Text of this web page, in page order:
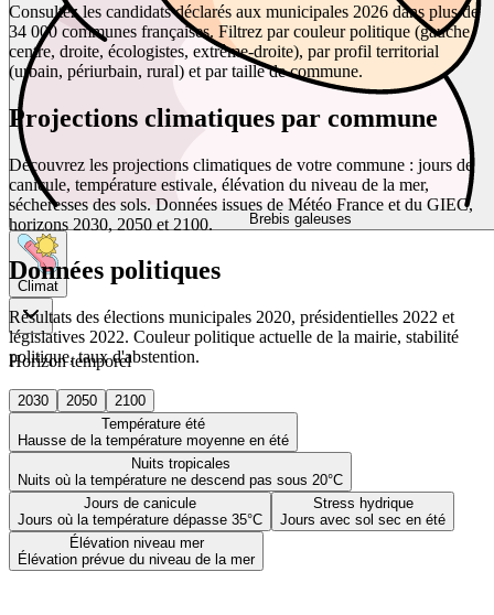
Brebis galeuses
Climat
Horizon temporel
2030 2050
2100
Température été
Hausse de la température moyenne en été
Nuits tropicales
Nuits où la température ne descend pas sous 20°C
Jours de canicule
Jours où la température dépasse 35°C
Stress hydrique
Jours avec sol sec en été
Élévation niveau mer
Élévation prévue du niveau de la mer
Consultez les candidats déclarés aux municipales 2026 dans plus de
34 000 communes françaises. Filtrez par couleur politique (gauche,
centre, droite, écologistes, extrême-droite), par profil territorial
(urbain, périurbain, rural) et par taille de commune.
Projections climatiques par commune
Découvrez les projections climatiques de votre commune : jours de
canicule, température estivale, élévation du niveau de la mer,
sécheresses des sols. Données issues de Météo France et du GIEC,
horizons 2030, 2050 et 2100.
Données politiques
Résultats des élections municipales 2020, présidentielles 2022 et
législatives 2022. Couleur politique actuelle de la mairie, stabilité
politique, taux d'abstention.